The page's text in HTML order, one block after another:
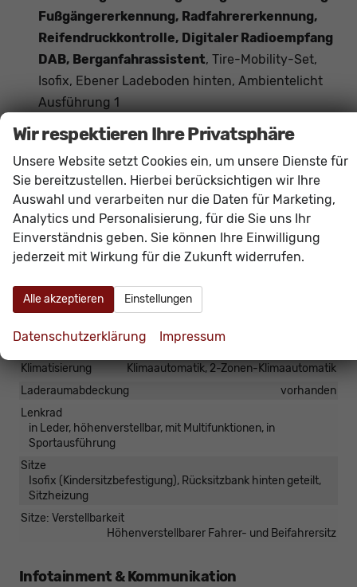
Fußgängererkennung, Radfahrererkennung,
Reifendruckkontrolle, Digitaler Radioempfang
DAB, Berganfahrassistent, Tire-Mobility-Set,
Isofix, Ebener Ladeboden hinten, Ambientelicht
Ausführung 1
Das Fahrzeug verfügt über kein fest verbautes
Navigationssystem. Durch
Apple CarPlay /
Android Autoist jedoch eineNavigationüber
kompatible Smartphone-Apps (z.B. Google Maps
oder Apple Karten) über denFahrzeugbildschirm
möglich.
Armlehnen
Klimatisierung
Klimaautomatik, 2-Zonen-Klimaautomatik
Laderaumabdeckung
vorhanden
Lenkrad
in Leder, höhenverstellbar, mit Multifunktionen, in
Sportausführung
Sitze
Isofix (Kindersitzbefestigung), Rücksitzbank hinten geteilt,
Sitzheizung
Sitze: Verstellbarkeit
Höhenverstellbarer Fahrer- und Beifahrersitz
Infotainment & Kommunikation
Wir respektieren Ihre Privatsphäre
Unsere Website setzt Cookies ein, um unsere Dienste für
Sie bereitzustellen. Hierbei berücksichtigen wir Ihre
Auswahl und verarbeiten nur die Daten für Marketing,
Analytics und Personalisierung, für die Sie uns Ihr
Einverständnis geben. Sie können Ihre Einwilligung
jederzeit mit Wirkung für die Zukunft widerrufen.
Alle akzeptieren Einstellungen
Datenschutzerklärung Impressum